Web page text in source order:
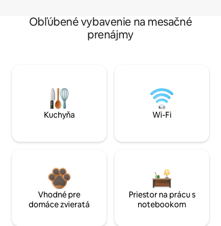
Obľúbené vybavenie na mesačné
prenájmy
Kuchyňa Wi-Fi
Vhodné pre
domáce zvieratá
Priestor na prácu s
notebookom